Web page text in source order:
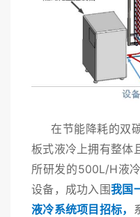
在节能降耗的双
板式液冷上拥有整体
所研发的500L/H液
设备，成功入围我国
液冷系统项目招标，